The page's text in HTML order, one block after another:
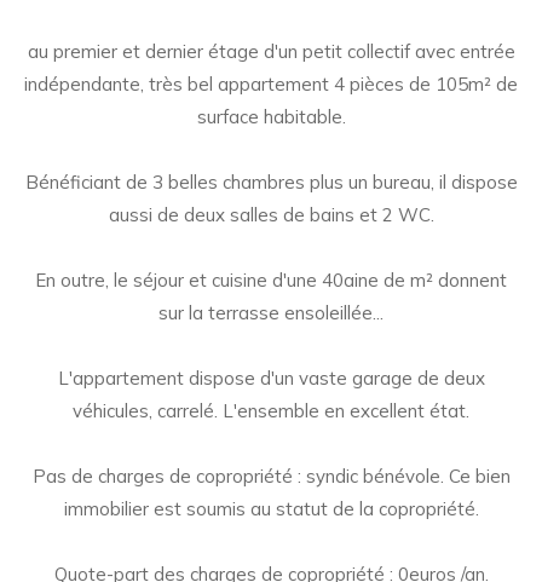
au premier et dernier étage d'un petit collectif avec entrée
indépendante, très bel appartement 4 pièces de 105m² de
surface habitable.
Bénéficiant de 3 belles chambres plus un bureau, il dispose
aussi de deux salles de bains et 2 WC.
En outre, le séjour et cuisine d'une 40aine de m² donnent
sur la terrasse ensoleillée...
L'appartement dispose d'un vaste garage de deux
véhicules, carrelé. L'ensemble en excellent état.
Pas de charges de copropriété : syndic bénévole. Ce bien
immobilier est soumis au statut de la copropriété.
Quote-part des charges de copropriété : 0euros /an.